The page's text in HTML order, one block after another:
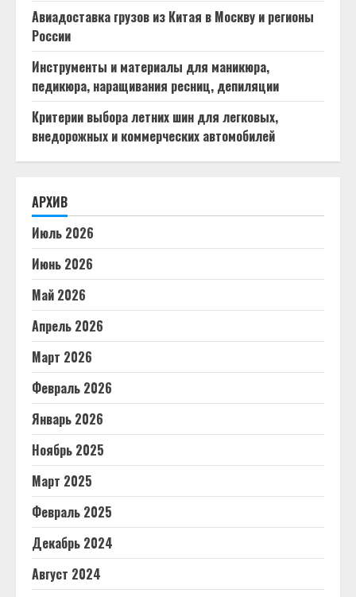
Авиадоставка грузов из Китая в Москву и регионы
России
Инструменты и материалы для маникюра,
педикюра, наращивания ресниц, депиляции
Критерии выбора летних шин для легковых,
внедорожных и коммерческих автомобилей
АРХИВ
Июль 2026
Июнь 2026
Май 2026
Апрель 2026
Март 2026
Февраль 2026
Январь 2026
Ноябрь 2025
Март 2025
Февраль 2025
Декабрь 2024
Август 2024